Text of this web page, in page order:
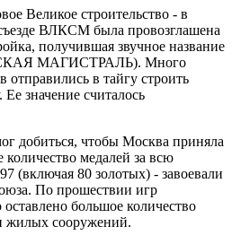
Великое строительство - в
ВЛКСМ была провозглашена
получившая звучное название
МАГИСТРАЛЬ). Много
в тайгу строить
значение считалось
добиться, чтобы Москва приняла
медалей за всю
(включая 80 золотых) - завоевали
По прошествии игр
большое количество
жилых сооружений.